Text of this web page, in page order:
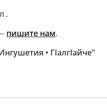
пишите нам.
• ГIалгIайче"